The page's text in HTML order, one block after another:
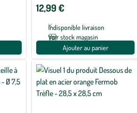
sur
12,99 €
Indisponible livraison
Voir stock magasin
Ajouter au panier